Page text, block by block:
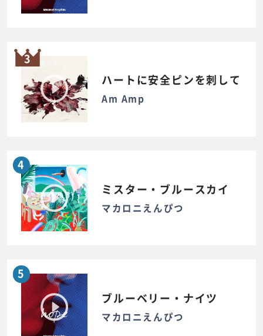
3
ハートに安全ピンを刺して
Am Amp
4
ミスター・ブルースカイ
マカロニえんぴつ
5
ブルーベリー・ナイツ
マカロニえんぴつ